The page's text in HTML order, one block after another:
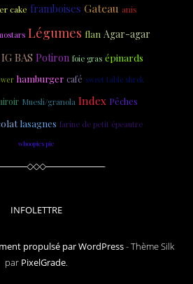
cake framboises Gateau anis
Légumes flan Agar-agar
IG BAS Potiron foie gras épinards
hamburger café sweet table shrek
Muesli/granola Index Pêches
lasagnes farine de petit épeautre
whoopies pie
INFOLETTRE
propulsé par WordPress-Thème Silk
par PixelGrade.